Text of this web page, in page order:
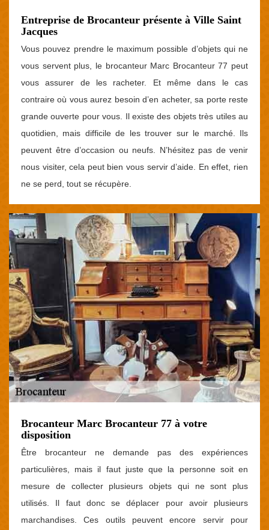
Entreprise de Brocanteur présente à Ville Saint
Jacques
Vous pouvez prendre le maximum possible d’objets qui ne
vous servent plus, le brocanteur Marc Brocanteur 77 peut
vous assurer de les racheter. Et même dans le cas
contraire où vous aurez besoin d’en acheter, sa porte reste
grande ouverte pour vous. Il existe des objets très utiles au
quotidien, mais difficile de les trouver sur le marché. Ils
peuvent être d’occasion ou neufs. N’hésitez pas de venir
nous visiter, cela peut bien vous servir d’aide. En effet, rien
ne se perd, tout se récupère.
Brocanteur Marc Brocanteur 77 à votre
disposition
Être brocanteur ne demande pas des expériences
particulières, mais il faut juste que la personne soit en
mesure de collecter plusieurs objets qui ne sont plus
utilisés. Il faut donc se déplacer pour avoir plusieurs
marchandises. Ces outils peuvent encore servir pour